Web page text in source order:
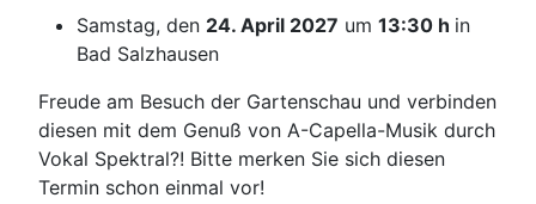
Samstag, den 24. April 2027 um 13:30 h in
Bad Salzhausen
Freude am Besuch der Gartenschau und verbinden
diesen mit dem Genuß von A-Capella-Musik durch
Vokal Spektral?! Bitte merken Sie sich diesen
Termin schon einmal vor!